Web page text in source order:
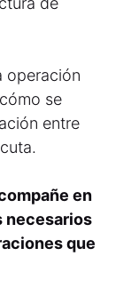
operación
se
entre
en
necesarios
que